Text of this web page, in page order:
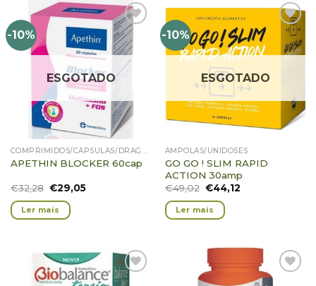
-10%
Adicionar
Favoritos
ESGOTADO
COMPRIMIDOS/CÁPSULAS/DRAGEIAS/PASTILHAS/GOMAS
APETHIN BLOCKER 60cap
€32,28 €29,05
Ler mais
-10%
Adicionar
Favoritos
ESGOTADO
AMPOLAS/UNIDOSES
GO GO ! SLIM RAPID
ACTION 30amp
€49,02 €44,12
Ler mais